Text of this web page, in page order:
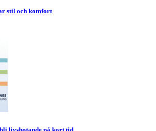
stil och komfort